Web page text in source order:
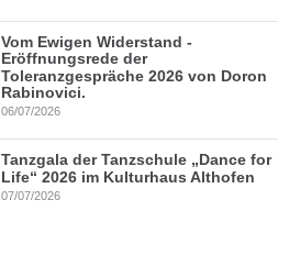
Vom Ewigen Widerstand -
Eröffnungsrede der
Toleranzgespräche 2026 von Doron
Rabinovici.
06/07/2026
Tanzgala der Tanzschule „Dance for
Life“ 2026 im Kulturhaus Althofen
07/07/2026